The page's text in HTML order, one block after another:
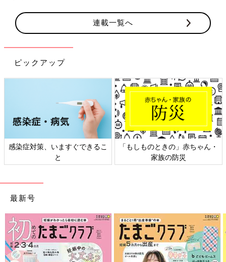
連載一覧へ
ピックアップ
症対策、いますぐできるこ
「もしものときの」赤ちゃん・
家族の防災
日
最新号